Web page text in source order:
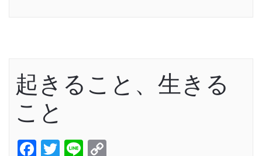
起きること、生きる
こと
Facebook
Twitter
Line